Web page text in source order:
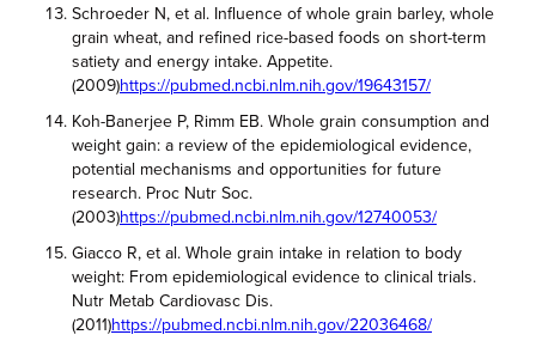
Schroeder N, et al. Influence of whole grain barley, whole
grain wheat, and refined rice-based foods on short-term
satiety and energy intake. Appetite.
(2009)https://pubmed.ncbi.nlm.nih.gov/19643157/
Koh-Banerjee P, Rimm EB. Whole grain consumption and
weight gain: a review of the epidemiological evidence,
potential mechanisms and opportunities for future
research. Proc Nutr Soc.
(2003)https://pubmed.ncbi.nlm.nih.gov/12740053/
Giacco R, et al. Whole grain intake in relation to body
weight: From epidemiological evidence to clinical trials.
Nutr Metab Cardiovasc Dis.
(2011)https://pubmed.ncbi.nlm.nih.gov/22036468/